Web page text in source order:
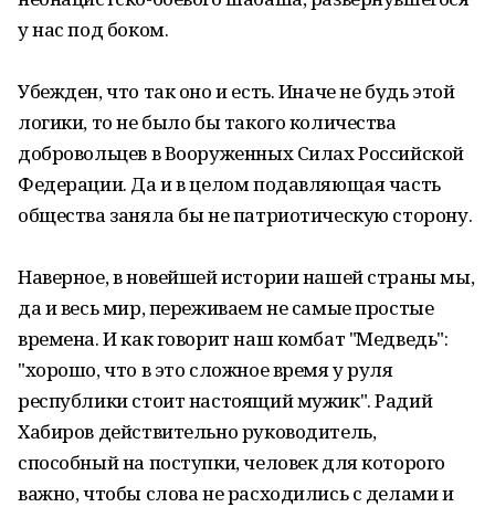
у нас под боком.
Убежден, что так оно и есть. Иначе не будь этой
логики, то не было бы такого количества
добровольцев в Вооруженных Силах Российской
Федерации. Да и в целом подавляющая часть
общества заняла бы не патриотическую сторону.
Наверное, в новейшей истории нашей страны мы,
да и весь мир, переживаем не самые простые
времена. И как говорит наш комбат "Медведь":
"хорошо, что в это сложное время у руля
республики стоит настоящий мужик". Радий
Хабиров действительно руководитель,
способный на поступки, человек для которого
важно, чтобы слова не расходились с делами и